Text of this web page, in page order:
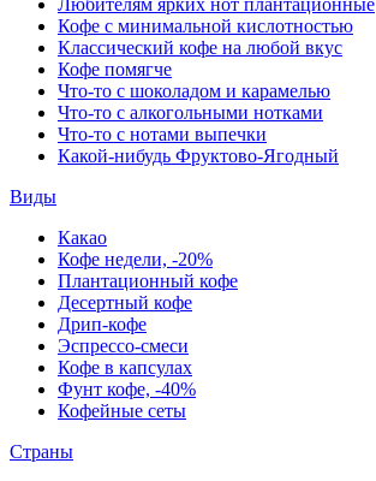
Любителям ярких нот плантационные
Кофе с минимальной кислотностью
Классический кофе на любой вкус
Кофе помягче
Что-то с шоколадом и карамелью
Что-то с алкогольными нотками
Что-то с нотами выпечки
Какой-нибудь Фруктово-Ягодный
Виды
Какао
Кофе недели, -20%
Плантационный кофе
Десертный кофе
Дрип-кофе
Эспрессо-смеси
Кофе в капсулах
Фунт кофе, -40%
Кофейные сеты
Страны